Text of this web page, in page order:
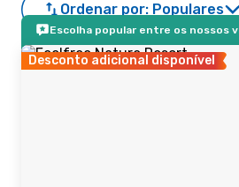
Ordenar por: Populares
Escolha popular entre os nossos
Desconto adicional disponível